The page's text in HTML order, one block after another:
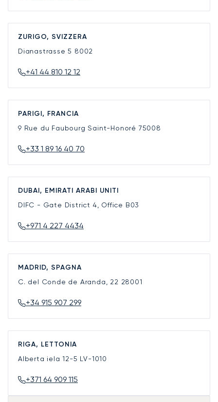
ZURIGO, SVIZZERA
Dianastrasse 5 8002
+41 44 810 12 12
PARIGI, FRANCIA
9 Rue du Faubourg Saint-Honoré 75008
+33 1 89 16 40 70
DUBAI, EMIRATI ARABI UNITI
DIFC - Gate District 4, Office B03
+971 4 227 4434
MADRID, SPAGNA
C. del Conde de Aranda, 22 28001
+34 915 907 299
RIGA, LETTONIA
Alberta iela 12-5 LV-1010
+371 64 909 115